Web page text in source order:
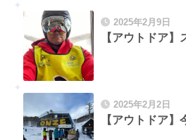
2025年2月9日
【アウトドア】
2025年2月2日
【アウトドア